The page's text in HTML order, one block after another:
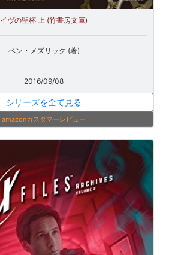
イヴの聖杯 上 (竹書房文庫)
ベン・メズリック (著)
2016/09/08
シリーズを全て見る
amazonカスタマーレビュー